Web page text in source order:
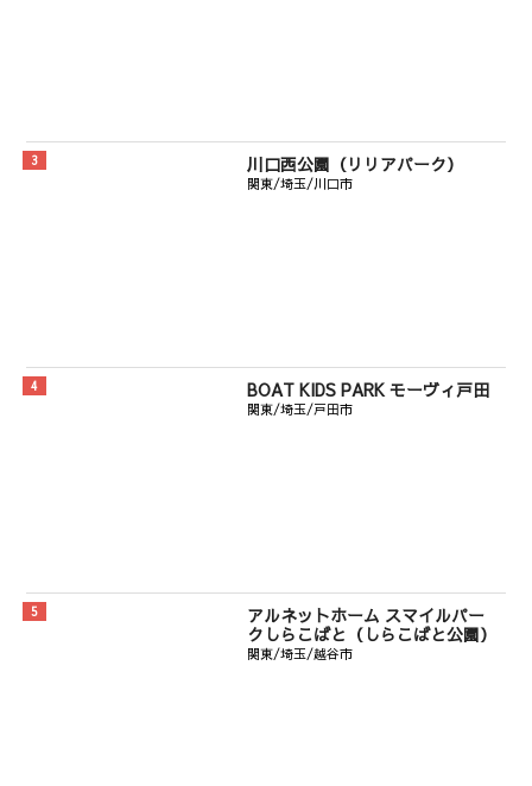
川口西公園（リリアパーク）
関東/埼玉/川口市
BOAT KIDS PARK モーヴィ戸田
関東/埼玉/戸田市
アルネットホーム スマイルパー
クしらこばと（しらこばと公園）
関東/埼玉/越谷市